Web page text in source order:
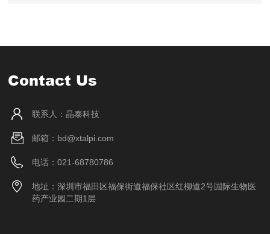
Contact Us
联系人：晶泰科技
邮箱：bd@xtalpi.com
电话：021-68780786
地址：深圳市福田区福保街道福保社区红柳道2号国际生物医
药产业园二期1层